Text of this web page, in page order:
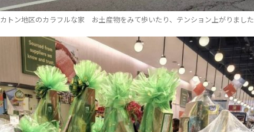
カトン地区のカラフルな家 お土産物をみて歩いたり、テンション上がりました